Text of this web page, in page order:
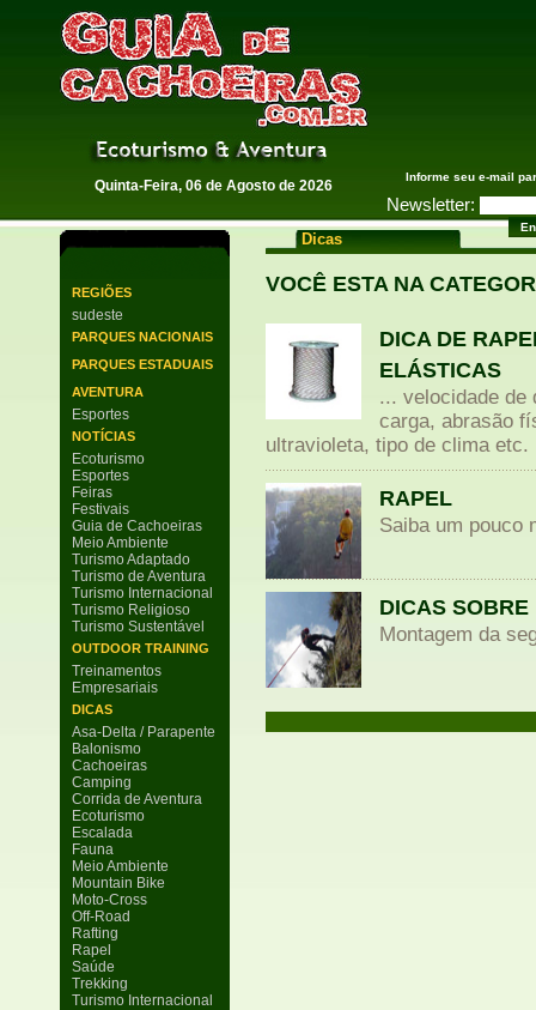
Guia de Cachoeiras
Quinta-Feira, 06 de Agosto de 2026
Informe seu e-mail
Newsletter:
REGIÕES
sudeste
PARQUES NACIONAIS
PARQUES ESTADUAIS
AVENTURA
Esportes
NOTÍCIAS
Ecoturismo
Esportes
Feiras
Festivais
Guia de Cachoeiras
Meio Ambiente
Turismo Adaptado
Turismo de Aventura
Turismo Internacional
Turismo Religioso
Turismo Sustentável
OUTDOOR TRAINING
Treinamentos
Empresariais
DICAS
Asa-Delta / Parapente
Balonismo
Cachoeiras
Camping
Corrida de Aventura
Ecoturismo
Escalada
Fauna
Meio Ambiente
Mountain Bike
Moto-Cross
Off-Road
Rafting
Rapel
Saúde
Trekking
Turismo Internacional
Dicas
VOCÊ ESTA NA
DICA DE
ELÁSTICAS
... velocidade de
carga, abrasão
ultravioleta, tipo de clima
RAPEL
Saiba um pouco
DICAS SOBRE
Montagem da